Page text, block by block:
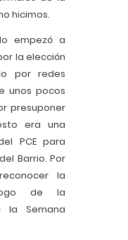
hicimos.
empezó a
la elección
por redes
unos pocos
presuponer
era una
PCE para
Barrio. Por
la
de la
la Semana